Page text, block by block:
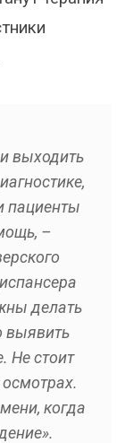
выходить
пациенты
–
делать
выявить
Не стоит
когда